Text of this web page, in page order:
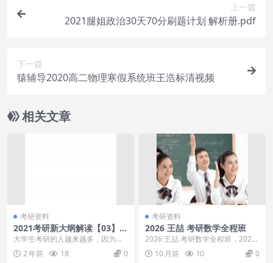
上一篇
2021腿姐政治30天70分刷题计划 解析册.pdf
下一篇
猿辅导2020高二物理寒假系统班王浩标清视频
相关文章
考研资料
2021考研新大纲解读【03】考
研数学大纲文件汇总万能复习
大学生考研的人越来越多，因为社
会更加需要高学历人才！2021考研
新大纲解读数学大...
2 年前 18 0
考研资料
2026 王喆 考研数学全程班
2026 王喆 考研数学全程班，2026
王喆 考研数学全程班 目录：00.讲
义...10 月前 10 0